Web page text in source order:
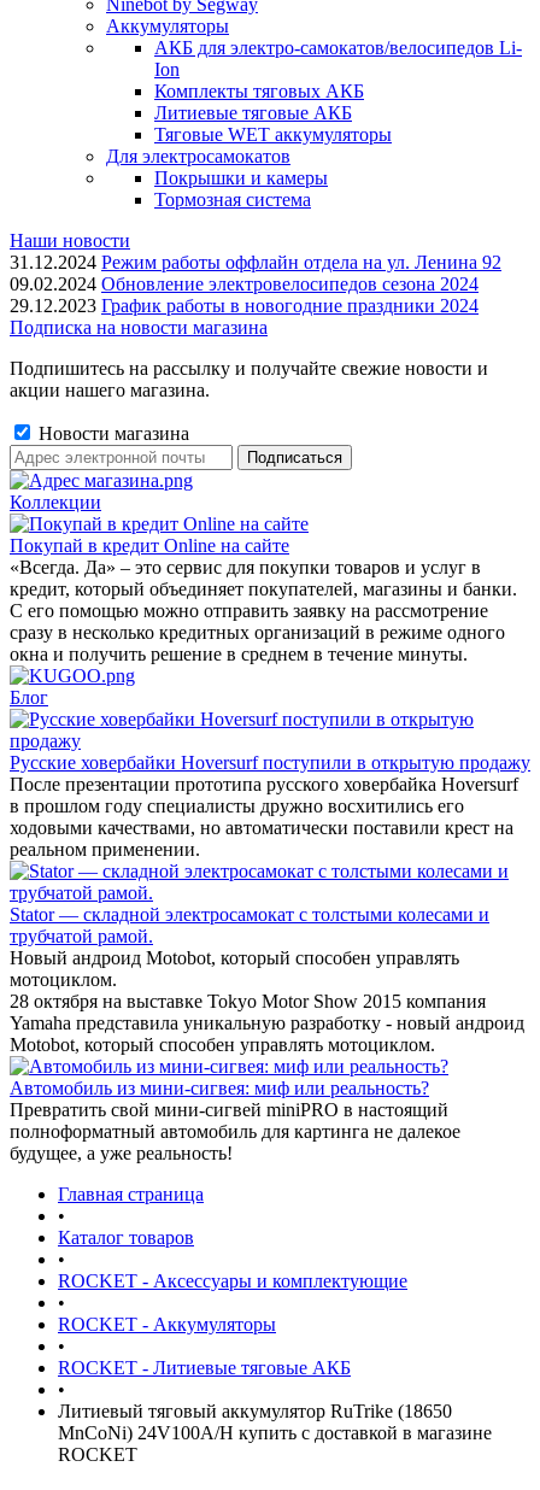
Ninebot by Segway
Аккумуляторы
АКБ для электро-самокатов/велосипедов Li-
Ion
Комплекты тяговых АКБ
Литиевые тяговые АКБ
Тяговые WET аккумуляторы
Для электросамокатов
Покрышки и камеры
Тормозная система
Наши новости
31.12.2024 Режим работы оффлайн отдела на ул. Ленина 92
09.02.2024 Обновление электровелосипедов сезона 2024
29.12.2023 График работы в новогодние праздники 2024
Подписка на новости магазина
Подпишитесь на рассылку и получайте свежие новости и
акции нашего магазина.
Новости магазина
Коллекции
Покупай в кредит Online на сайте
«Всегда. Да» – это сервис для покупки товаров и услуг в
кредит, который объединяет покупателей, магазины и банки.
С его помощью можно отправить заявку на рассмотрение
сразу в несколько кредитных организаций в режиме одного
окна и получить решение в среднем в течение минуты.
Блог
Русские ховербайки Hoversurf поступили в открытую продажу
После презентации прототипа русского ховербайка Hoversurf
в прошлом году специалисты дружно восхитились его
ходовыми качествами, но автоматически поставили крест на
реальном применении.
Stator — складной электросамокат с толстыми колесами и
трубчатой рамой.
Новый андроид Motobot, который способен управлять
мотоциклом.
28 октября на выставке Tokyo Motor Show 2015 компания
Yamaha представила уникальную разработку - новый андроид
Motobot, который способен управлять мотоциклом.
Автомобиль из мини-сигвея: миф или реальность?
Превратить свой мини-сигвей miniPRO в настоящий
полноформатный автомобиль для картинга не далекое
будущее, а уже реальность!
Главная страница
•
Каталог товаров
•
ROCKET - Аксессуары и комплектующие
•
ROCKET - Аккумуляторы
•
ROCKET - Литиевые тяговые АКБ
•
Литиевый тяговый аккумулятор RuTrike (18650
MnCoNi) 24V100A/H купить с доставкой в магазине
ROCKET